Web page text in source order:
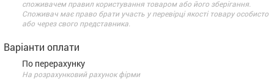
споживачем правил користування товаром або його зберігання.
Споживач має право брати участь у перевірці якості товару особисто
або через свого представника.
Варіанти оплати
По перерахунку
На розрахунковий рахунок фірми